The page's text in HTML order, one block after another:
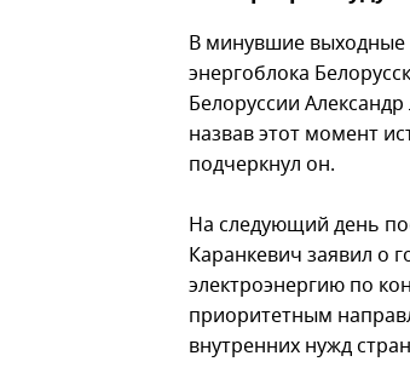
В минувшие выходные
энергоблока
Белоруссии
назвав этот момент
подчеркнул он.
На следующий день
Каранкевич заявил о
электроэнергию по
приоритетным
внутренних нужд